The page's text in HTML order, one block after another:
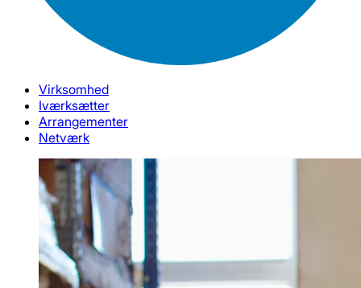
Virksomhed
Iværksætter
Arrangementer
Netværk